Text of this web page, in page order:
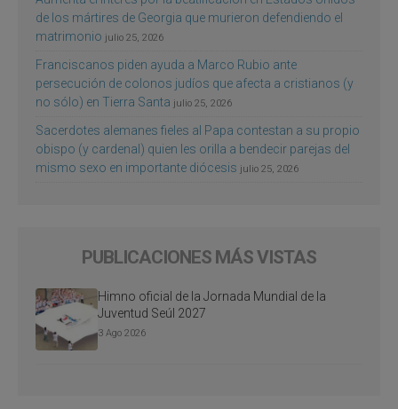
de los mártires de Georgia que murieron defendiendo el
matrimonio julio 25, 2026
Franciscanos piden ayuda a Marco Rubio ante
persecución de colonos judíos que afecta a cristianos (y
no sólo) en Tierra Santa julio 25, 2026
Sacerdotes alemanes fieles al Papa contestan a su propio
obispo (y cardenal) quien les orilla a bendecir parejas del
mismo sexo en importante diócesis julio 25, 2026
PUBLICACIONES MÁS VISTAS
Himno oficial de la Jornada Mundial de la
Juventud Seúl 2027
3 Ago 2026